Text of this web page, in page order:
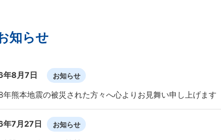
知らせ
8月7日 お知らせ
年熊本地震の被災された方々へ心よりお見舞い申し上げます
7月27日 お知らせ